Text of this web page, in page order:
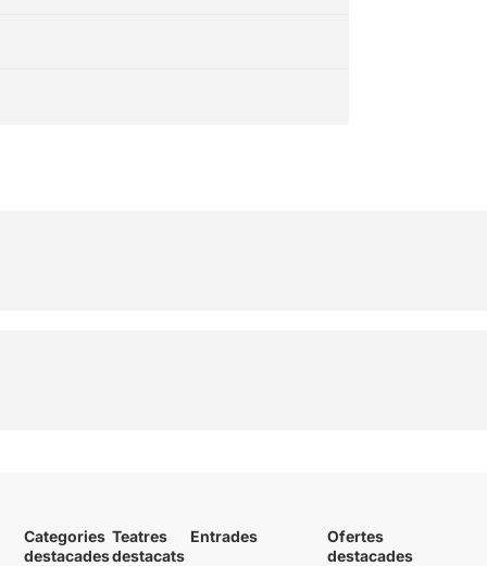
Categories
destacades
Teatres
destacats
Entrades
Ofertes
destacades